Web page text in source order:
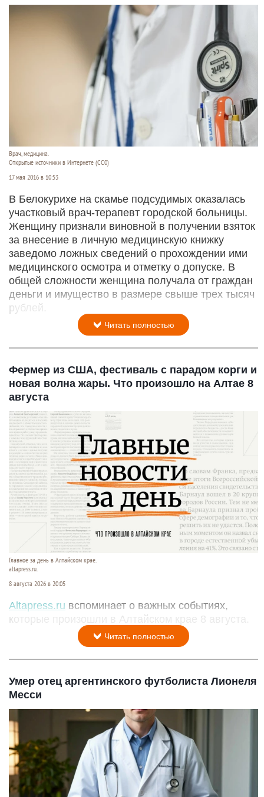
Врач, медицина.
Открытые источники в Интернете (СС0)
17 мая 2016 в 10:53
В Белокурихе на скамье подсудимых оказалась
участковый врач-терапевт городской больницы.
Женщину признали виновной в получении взяток
за внесение в личную медицинскую книжку
заведомо ложных сведений о прохождении ими
медицинского осмотра и отметку о допуске. В
общей сложности женщина получала от граждан
деньги и имущество в размере свыше трех тысяч
рублей.
Читать полностью
Фермер из США, фестиваль с парадом корги и
новая волна жары. Что произошло на Алтае 8
августа
Главное за день в Алтайском крае.
altapress.ru.
8 августа 2026 в 20:05
Altapress.ru вспоминает о важных событиях,
которые произошли в Алтайском крае 8 августа.
Читать полностью
Умер отец аргентинского футболиста Лионеля
Месси